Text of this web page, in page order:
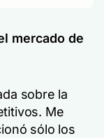
mercado de
sobre la
Me
sólo los